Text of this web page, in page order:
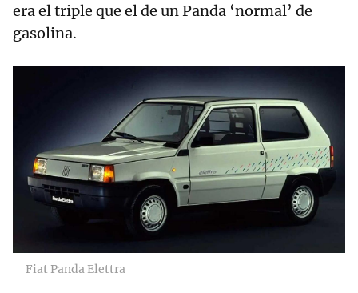
era el triple que el de un Panda ‘normal’ de
gasolina.
Fiat Panda Elettra